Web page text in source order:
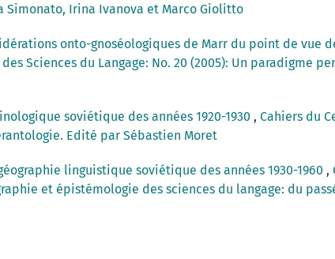
Simonato, Irina Ivanova et Marco Giolitto
onto-gnoséologiques de Marr du point de vue
Sciences du Langage: No. 20 (2005): Un paradigme
soviétique des années 1920-1930 , Cahiers du
Edité par Sébastien Moret
linguistique soviétique des années 1930-1960 ,
et épistémologie des sciences du langage: du